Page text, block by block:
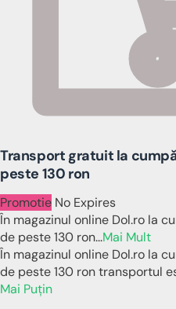
Transport gratuit la
peste 130 ron
Promotie No Expires
În magazinul online Dol.ro la
de peste 130 ron...Mai Mult
În magazinul online Dol.ro la
de peste 130 ron transportul
Mai Puțin